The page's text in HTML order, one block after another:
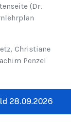
(Dr.
Christiane
Penzel
28.09.2026